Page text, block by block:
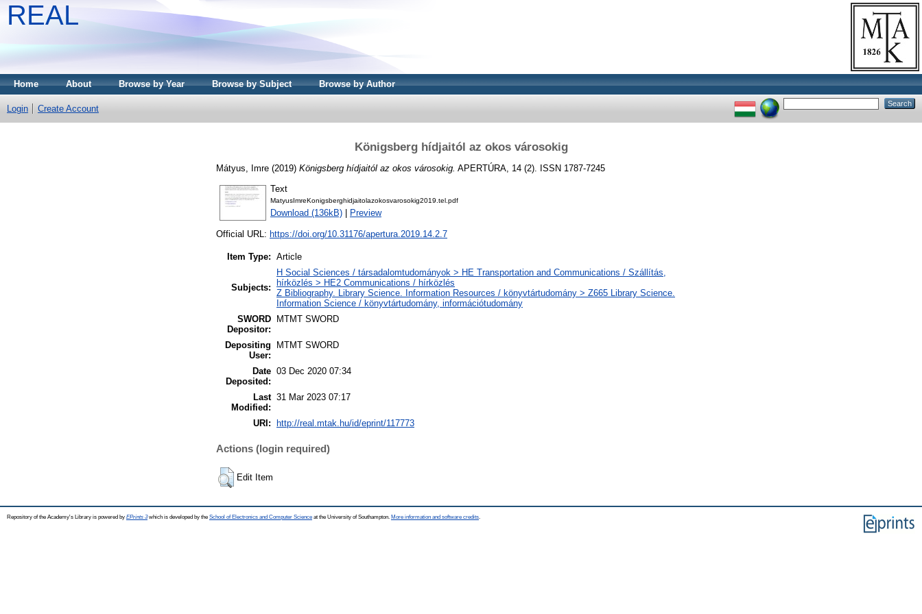
REAL
Home About Browse by Year Browse by Subject Browse by Author
Login Create Account
Königsberg hídjaitól az okos városokig
Mátyus, Imre (2019) Königsberg hídjaitól az okos városokig. APERTÚRA, 14 (2). ISSN 1787-7245
Text
MatyusImreKonigsberghidjaitolazokosvarosokig2019.tel.pdf
Download (136kB) Preview
Official URL: https://doi.org/10.31176/apertura.2019.14.2.7
Item Type: Article
Subjects:
H Social Sciences / társadalomtudományok > HE Transportation and Communications / Szállítás,
hírközlés > HE2 Communications / hírközlés
Z Bibliography. Library Science. Information Resources / könyvtártudomány > Z665 Library Science.
Information Science / könyvtártudomány, információtudomány
SWORD
Depositor:
MTMT SWORD
Depositing
User:
MTMT SWORD
Date
Deposited:
03 Dec 2020 07:34
Last
Modified:
31 Mar 2023 07:17
URI: http://real.mtak.hu/id/eprint/117773
Actions (login required)
Edit Item
Repository of the Academy's Library is powered by EPrints 3which is developed by the School of Electronics and Computer Science at the University of Southampton. More information and software credits